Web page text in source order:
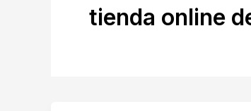
tienda online